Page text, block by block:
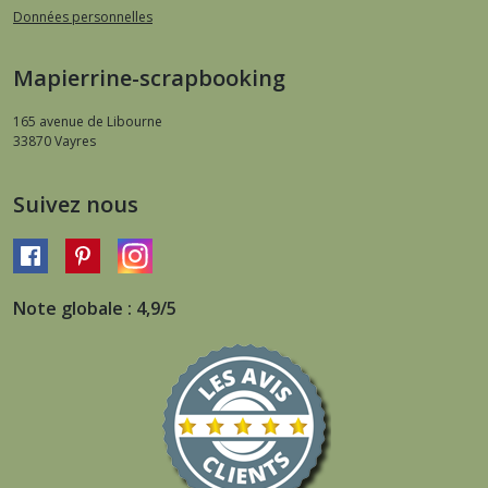
Données personnelles
Mapierrine-scrapbooking
165 avenue de Libourne
33870Vayres
Suivez nous
Note globale : 4,9/5